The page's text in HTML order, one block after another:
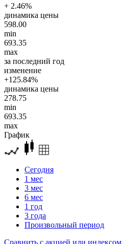
+ 2.46%
динамика цены
598.00
min
693.35
max
за последний год
изменение
+125.84%
динамика цены
278.75
min
693.35
max
График
Сегодня
1 мес
3 мес
6 мес
1 год
3 года
Произвольный период
Сравнить с акцией или индексом